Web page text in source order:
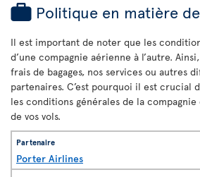
Politique en matière
Il est important de noter que les
d’une compagnie aérienne à l’autre.
frais de bagages, nos services ou autres
partenaires. C’est pourquoi il est crucial
les conditions générales de la
de vos vols.
Porter Airlines